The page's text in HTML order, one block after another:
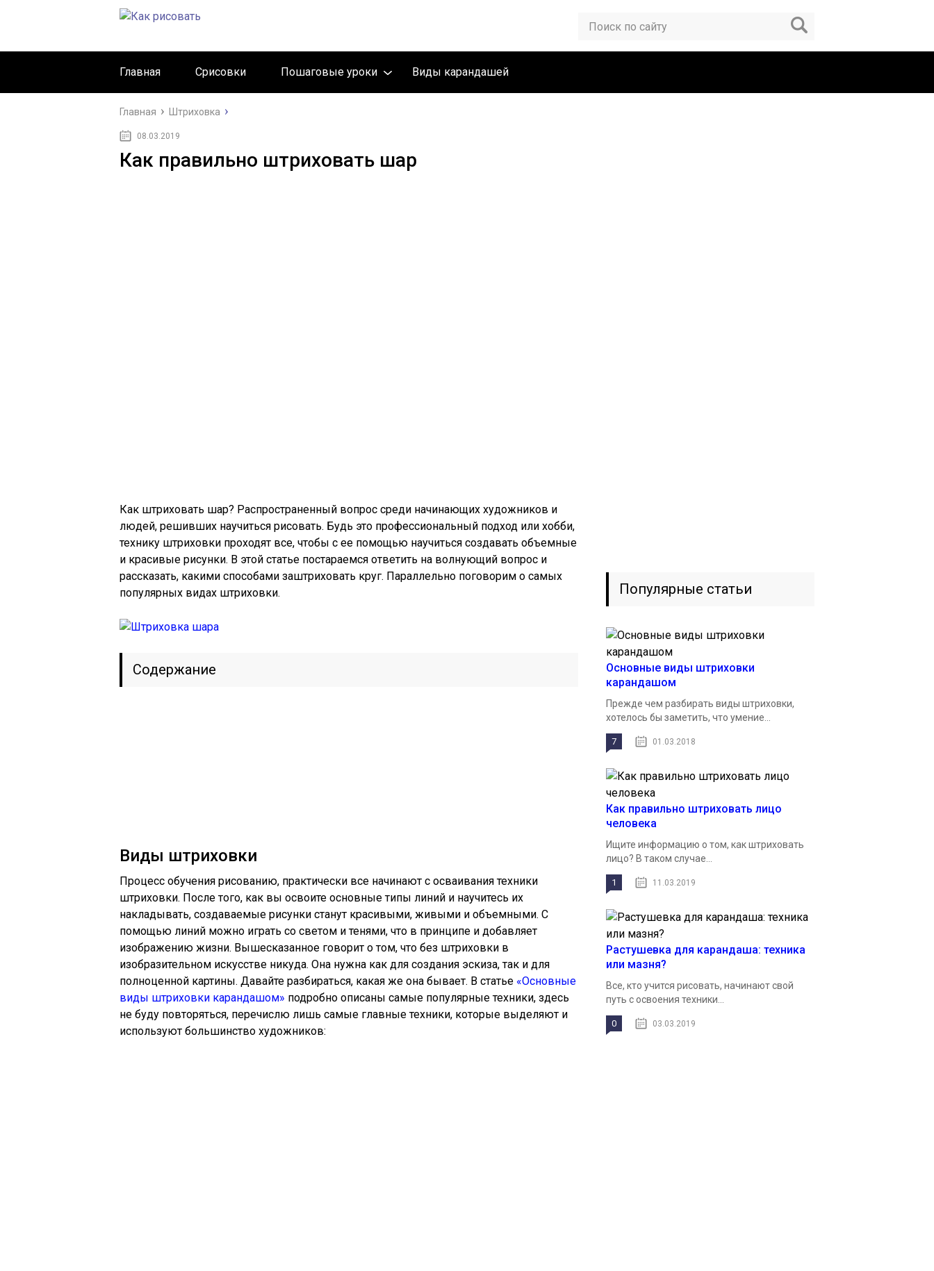
Главная Срисовки Пошаговые уроки Виды карандашей
Главная Штриховка
08.03.2019
Как правильно штриховать шар
Как штриховать шар? Распространенный вопрос среди начинающих художников и
людей, решивших научиться рисовать. Будь это профессиональный подход или хобби,
технику штриховки проходят все, чтобы с ее помощью научиться создавать объемные
и красивые рисунки. В этой статье постараемся ответить на волнующий вопрос и
рассказать, какими способами заштриховать круг. Параллельно поговорим о самых
популярных видах штриховки.
Содержание
Виды штриховки
Процесс обучения рисованию, практически все начинают с осваивания техники
штриховки. После того, как вы освоите основные типы линий и научитесь их
накладывать, создаваемые рисунки станут красивыми, живыми и объемными. С
помощью линий можно играть со светом и тенями, что в принципе и добавляет
изображению жизни. Вышесказанное говорит о том, что без штриховки в
изобразительном искусстве никуда. Она нужна как для создания эскиза, так и для
полноценной картины. Давайте разбираться, какая же она бывает. В статье «Основные
виды штриховки карандашом» подробно описаны самые популярные техники, здесь
не буду повторяться, перечислю лишь самые главные техники, которые выделяют и
используют большинство художников:
Популярные статьи
Основные виды штриховки
карандашом
Прежде чем разбирать виды штриховки,
хотелось бы заметить, что умение...
7 01.03.2018
Как правильно штриховать лицо
человека
Ищите информацию о том, как штриховать
лицо? В таком случае...
1 11.03.2019
Растушевка для карандаша: техника
или мазня?
Все, кто учится рисовать, начинают свой
путь с освоения техники...
0 03.03.2019